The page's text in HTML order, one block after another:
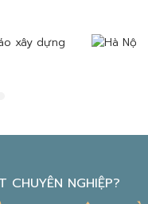
NGHIỆP?